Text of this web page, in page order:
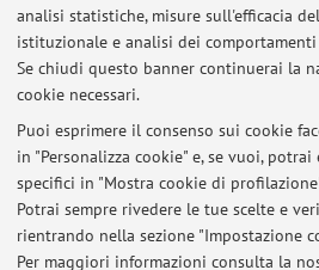
analisi statistiche, misure sull'efficacia
istituzionale e analisi dei
Se chiudi questo banner continuerai la
cookie necessari.
Puoi esprimere il consenso sui cookie
in "Personalizza cookie" e, se vuoi,
specifici in "Mostra cookie di
Potrai sempre rivedere le tue scelte e
rientrando nella sezione "Impostazione
Per maggiori informazioni consulta la
Ambientali
Via Zamboni 67, Bologna -Vai
Ultimi avvisi
Al momento non sono